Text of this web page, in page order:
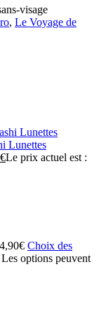
visage
, Le Voyage de
Lunettes
€Le prix actuel est :
Choix des
options peuvent